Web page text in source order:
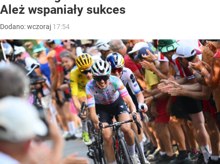
Ależ wspaniały sukces
Dodano:wczoraj 17:54